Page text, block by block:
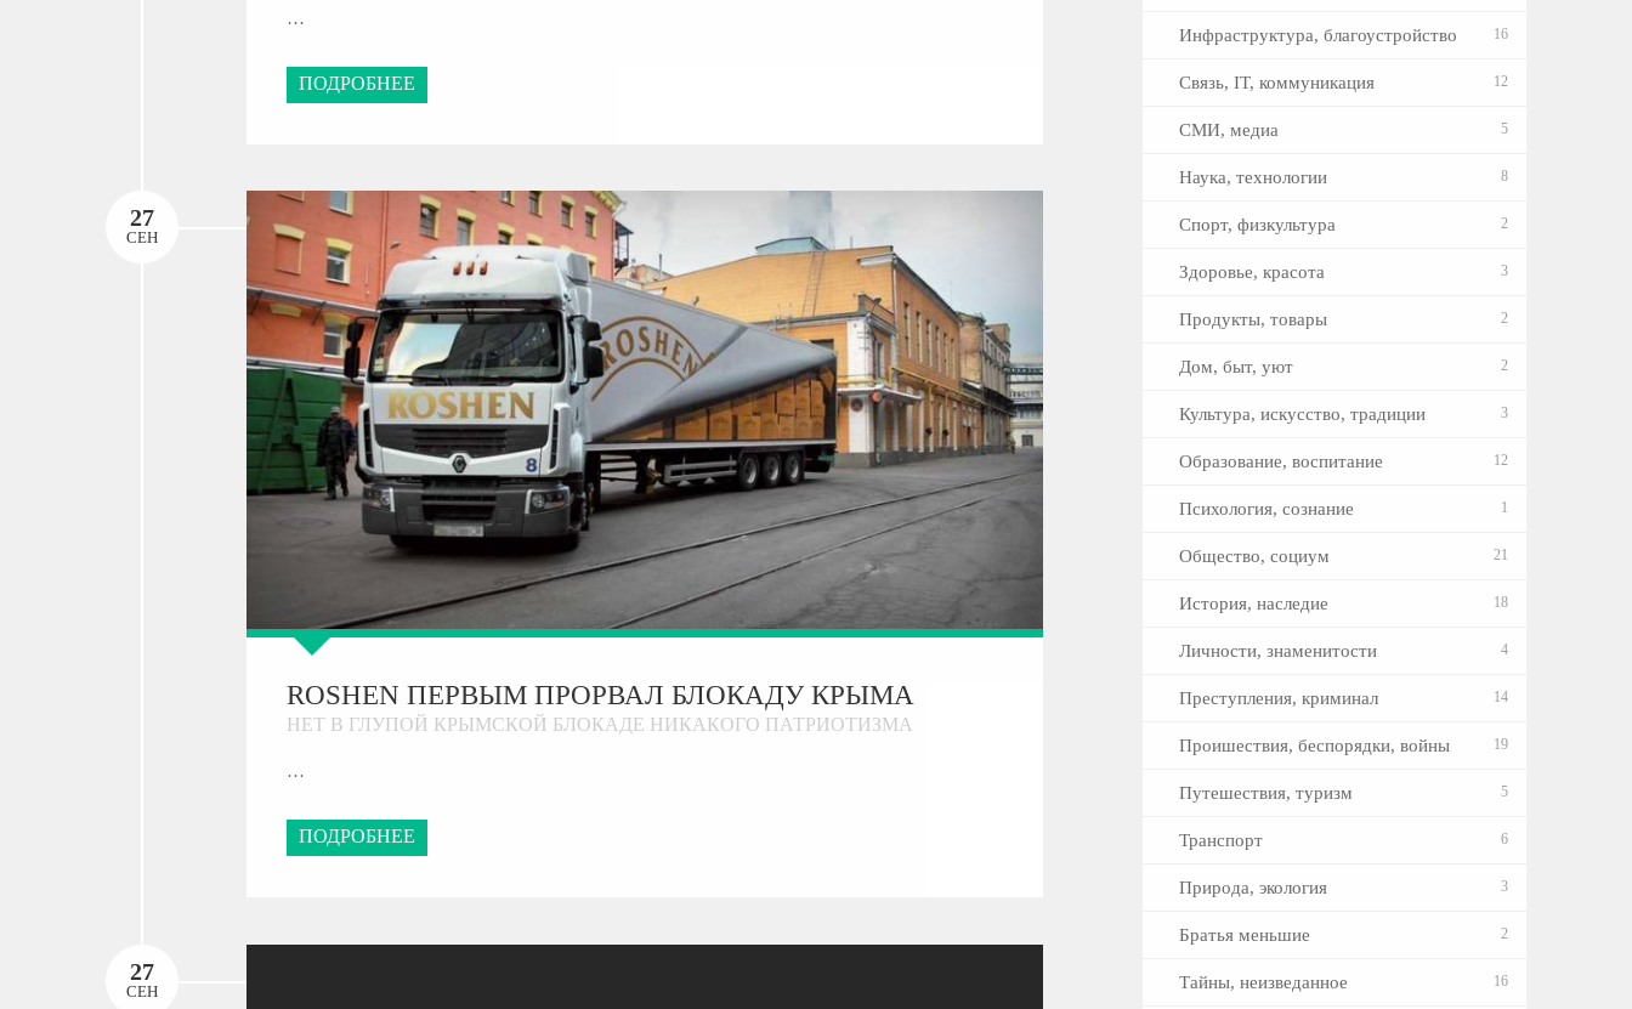
…
ПОДРОБНЕЕ
27
СЕН
ROSHEN ПЕРВЫМ ПРОРВАЛ БЛОКАДУ КРЫМА
НЕТ В ГЛУПОЙ КРЫМСКОЙ БЛОКАДЕ НИКАКОГО ПАТРИОТИЗМА
…
ПОДРОБНЕЕ
27
СЕН
Инфраструктура, благоустройство 16
Связь, IT, коммуникация 12
СМИ, медиа 5
Наука, технологии 8
Спорт, физкультура 2
Здоровье, красота 3
Продукты, товары 2
Дом, быт, уют 2
Культура, искусство, традиции 3
Образование, воспитание 12
Психология, сознание 1
Общество, социум 21
История, наследие 18
Личности, знаменитости 4
Преступления, криминал 14
Проишествия, беспорядки, войны 19
Путешествия, туризм 5
Транспорт 6
Природа, экология 3
Братья меньшие 2
Тайны, неизведанное 16